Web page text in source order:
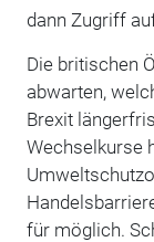
dann Zugriff
Die britischen
abwarten,
Brexit
Wechselkurse
für möglich.